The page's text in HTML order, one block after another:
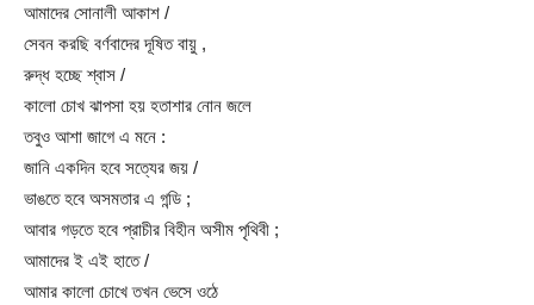
আমাদের সোনালী আকাশ /
সেবন করছি বর্ণবাদের দূষিত বায়ু ,
রুদ্ধ হচ্ছে শ্বাস /
কালো চোখ ঝাপসা হয় হতাশার নোন জলে
তবুও আশা জাগে এ মনে :
জানি একদিন হবে সত্যের জয় /
ভাঙতে হবে অসমতার এ গন্ডি ;
আবার গড়তে হবে প্রাচীর বিহীন অসীম পৃথিবী ;
আমাদের ই এই হাতে /
আমার কালো চোখে তখন ভেসে ওঠে